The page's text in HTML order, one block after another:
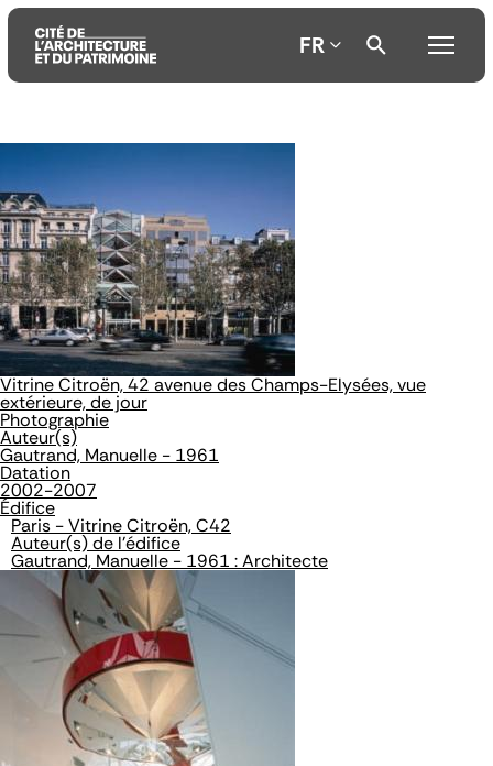
contenu
principal
menu
principal
la
recherche
FR
Vitrine Citroën, 42 avenue des Champs-Elysées, vue
extérieure, de jour
Photographie
Auteur(s)
Gautrand, Manuelle - 1961
Datation
2002-2007
Édifice
Paris - Vitrine Citroën, C42
Auteur(s) de l'édifice
Gautrand, Manuelle - 1961 : Architecte